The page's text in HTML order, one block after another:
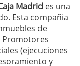
Madrid es una
Esta compañia
de
Promotores
(ejecuciones
y